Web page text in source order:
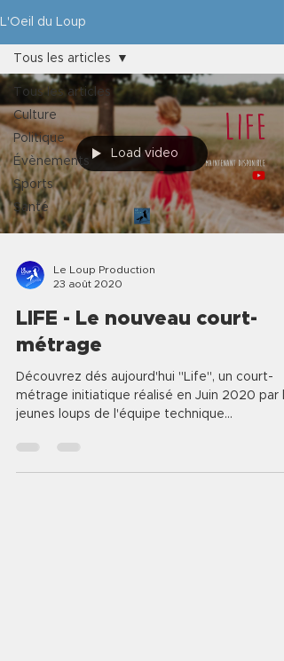
L'Oeil du Loup
Tous les articles
Culture
Politique
Évènements
Sports
Santé
Tous les articles
Load video
Le Loup Production
23 août 2020
LIFE - Le nouveau court-
métrage
Découvrez dés aujourd'hui "Life", un court-
métrage initiatique réalisé en Juin 2020 par
jeunes loups de l'équipe technique...